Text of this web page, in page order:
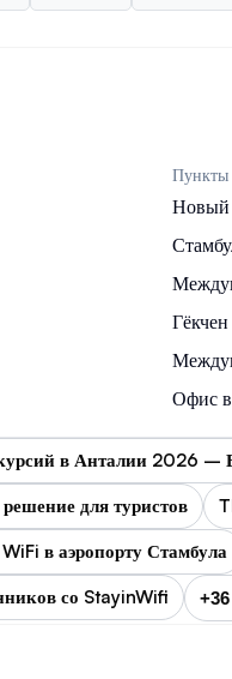
Пункты
Новый
Гёкчен
Офис
в Анталии 2026 –
для туристов
в аэропорту Стамбула
со StayinWifi